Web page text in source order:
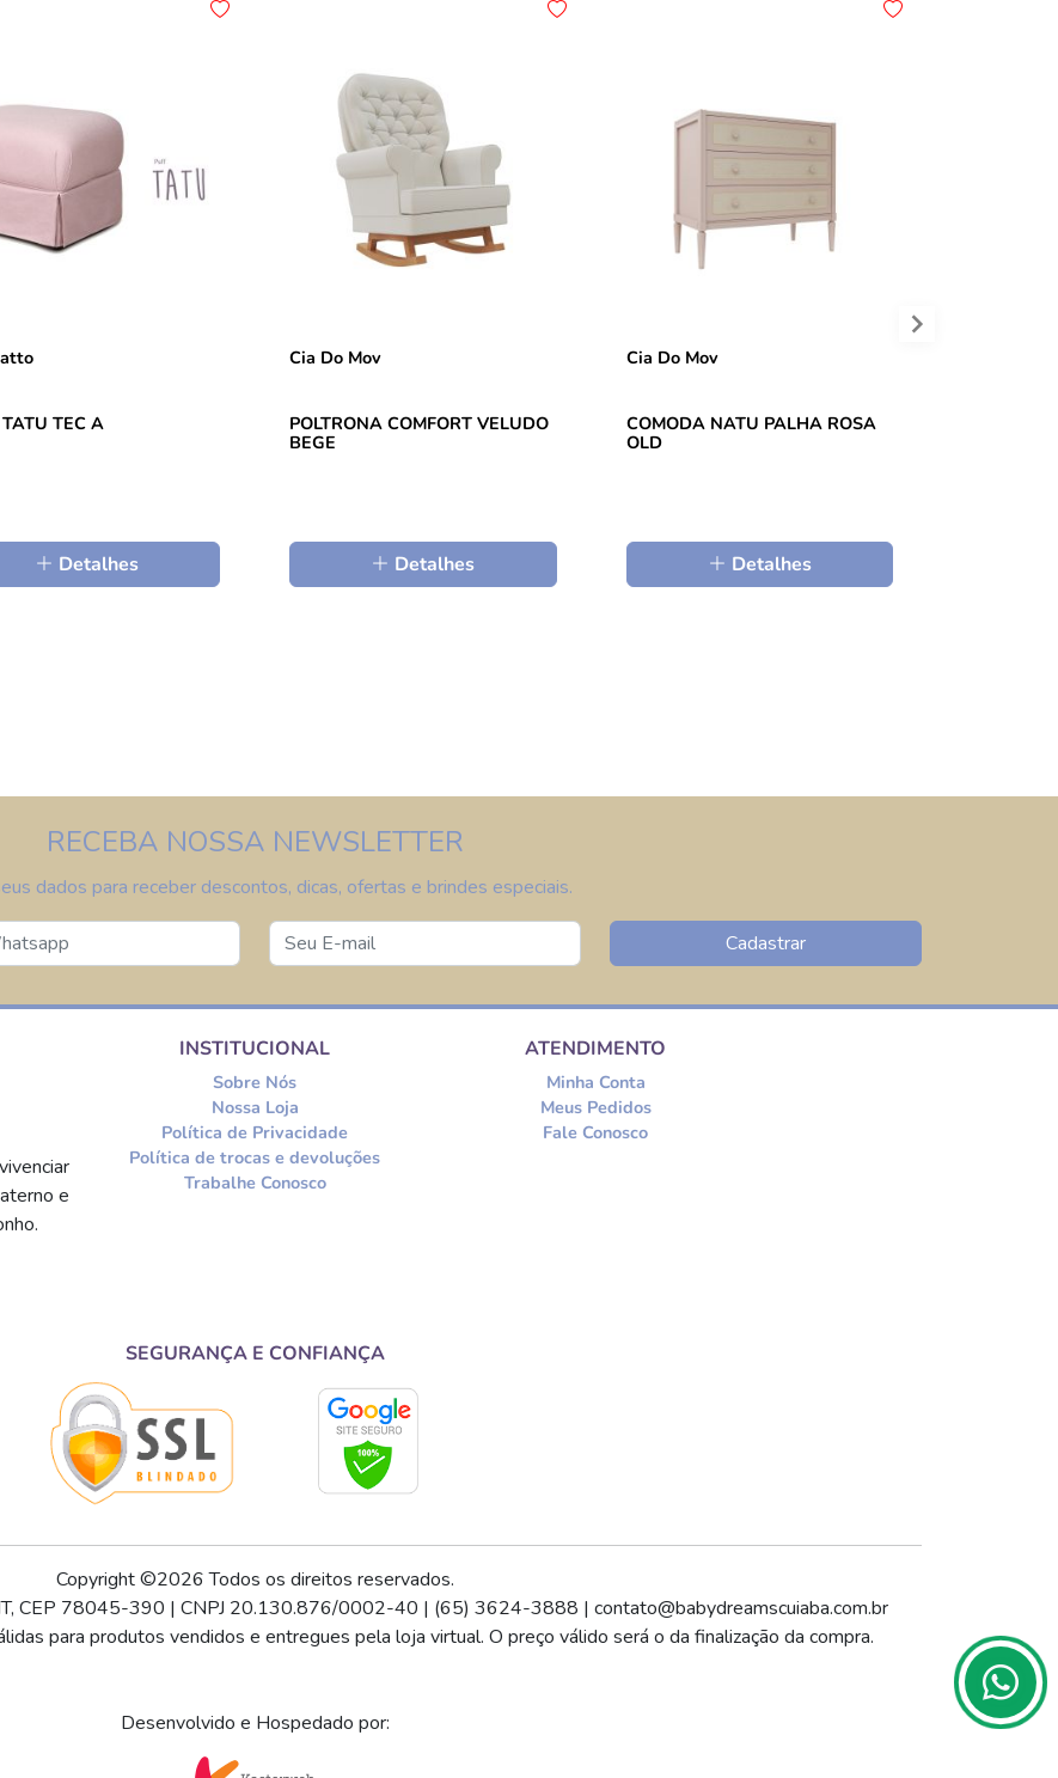
TEC A
Detalhes
Cia Do Mov
POLTRONA COMFORT VELUDO
BEGE
Detalhes
Cia Do Mov
COMODA NATU PALHA ROSA
OLD
Detalhes
RECEBA NOSSA NEWSLETTER
dados para receber descontos, dicas, ofertas e brindes especiais.
Cadastrar
e
INSTITUCIONAL
Sobre Nós
Nossa Loja
Política de Privacidade
Política de trocas e devoluções
Trabalhe Conosco
ATENDIMENTO
Minha Conta
Meus Pedidos
Fale Conosco
SEGURANÇA E CONFIANÇA
Copyright ©2026 Todos os direitos reservados.
MT, CEP 78045-390 | CNPJ 20.130.876/0002-40 | (65) 3624-3888 | contato@babydreamscuiaba.com.br
para produtos vendidos e entregues pela loja virtual. O preço válido será o da finalização da compra.
Desenvolvido e Hospedado por: